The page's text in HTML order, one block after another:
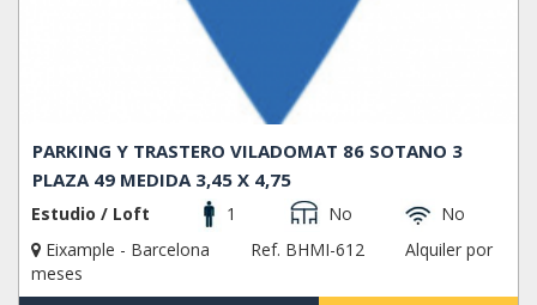
PARKING Y TRASTERO VILADOMAT 86 SOTANO 3
PLAZA 49 MEDIDA 3,45 X 4,75
Estudio / Loft 1 No
No
Eixample - Barcelona
Ref. BHMI-612
Alquiler por
meses